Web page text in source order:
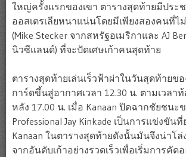
ใหญ่ครั้งแรกของเขา ตารางสุดท้ายมีประ
ออสเตรเลียหนาแน่นโดยมีเพียงสองคนที่ไ
(Mike Stecker จากสหรัฐอเมริกาและ AJ
นิวซีแลนด์) ที่จะปัดเศษเก้าคนสุดท้าย
ตารางสุดท้ายเล่นเร็วฟ้าผ่าในวันสุดท้ายข
การ์ดขึ้นสู่อากาศเวลา 12.30 น. ตามเวลา
หลัง 17.00 น. เมื่อ Kanaan ปิดฉากชัยชนะ
Professional Jay Kinkade เป็นการแข่งขัน
Kanaan ในตารางสุดท้ายดังนั้นมันจึงน่าโล่
จากอันดับเก้าอย่างรวดเร็วเพื่อเริ่มการคัด